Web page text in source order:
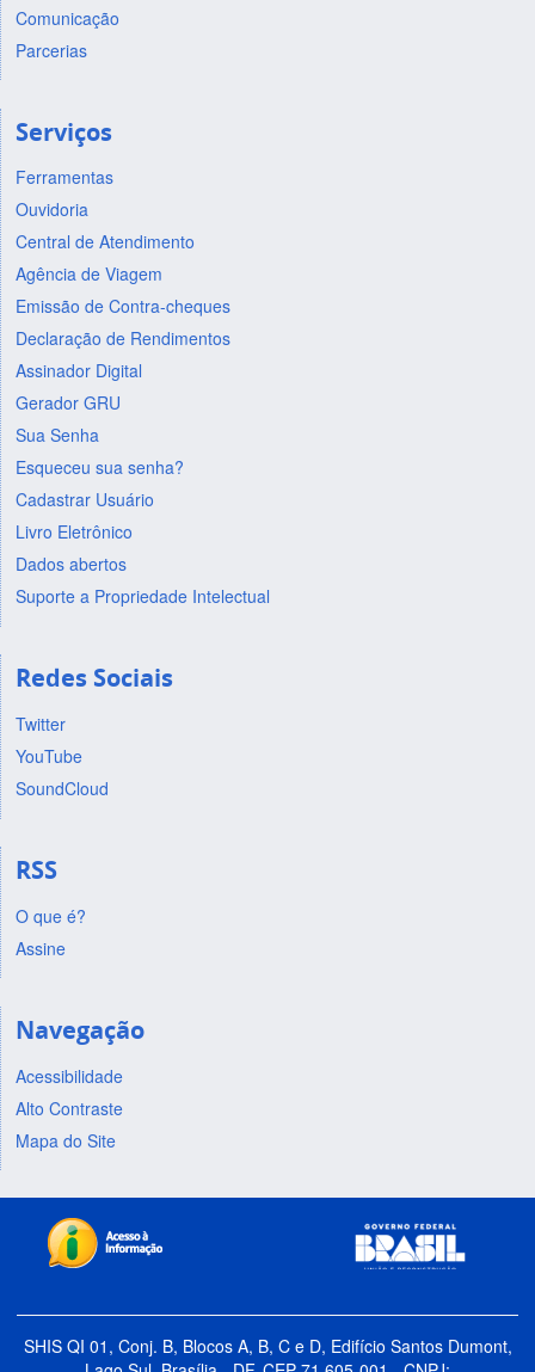
Comunicação
Parcerias
Serviços
Ferramentas
Ouvidoria
Central de Atendimento
Agência de Viagem
Emissão de Contra-cheques
Declaração de Rendimentos
Assinador Digital
Gerador GRU
Sua Senha
Esqueceu sua senha?
Cadastrar Usuário
Livro Eletrônico
Dados abertos
Suporte a Propriedade Intelectual
Redes Sociais
Twitter
YouTube
SoundCloud
RSS
O que é?
Assine
Navegação
Acessibilidade
Alto Contraste
Mapa do Site
SHIS QI 01, Conj. B, Blocos A, B, C e D, Edifício Santos Dumont,